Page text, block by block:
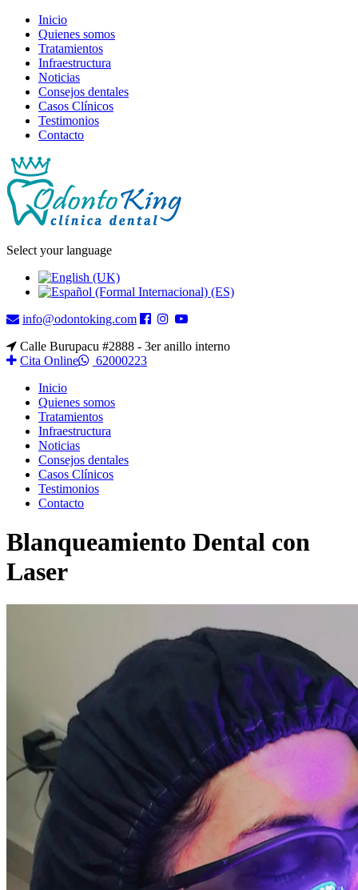
Inicio
Quienes somos
Tratamientos
Infraestructura
Noticias
Consejos dentales
Casos Clínicos
Testimonios
Contacto
Select your language
info@odontoking.com
Calle Burupacu #2888 - 3er anillo interno
Cita Online
62000223
Inicio
Quienes somos
Tratamientos
Infraestructura
Noticias
Consejos dentales
Casos Clínicos
Testimonios
Contacto
Blanqueamiento Dental con
Laser